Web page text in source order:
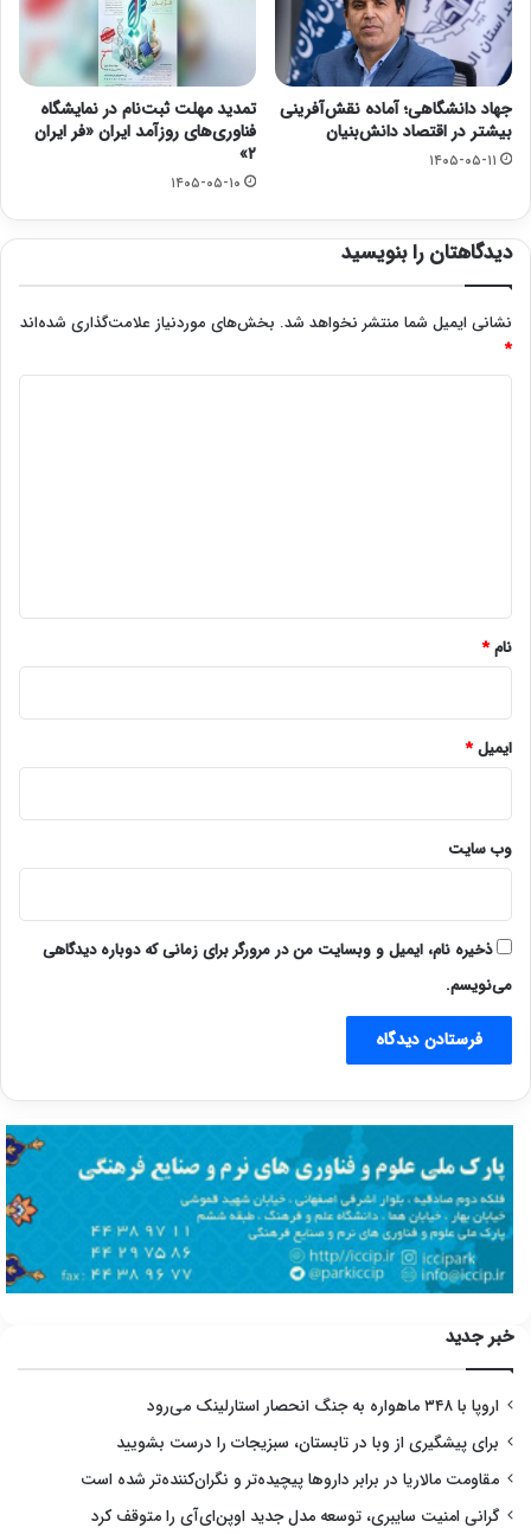
جهاد دانشگاهی؛ آماده نقش‌آفرینی
بیشتر در اقتصاد دانش‌بنیان
۱۴۰۵-۰۵-۱۱
تمدید مهلت ثبت‌نام در نمایشگاه
فناوری‌های روزآمد ایران «فر ایران
۲»
۱۴۰۵-۰۵-۱۰
دیدگاهتان را بنویسید
نشانی ایمیل شما منتشر نخواهد شد. بخش‌های موردنیاز علامت‌گذاری شده‌اند
*
نام*
ایمیل*
وب‌ سایت
ذخیره نام، ایمیل و وبسایت من در مرورگر برای زمانی که دوباره دیدگاهی
می‌نویسم.
خبر جدید
اروپا با ۳۴۸ ماهواره به جنگ انحصار استارلینک می‌رود
برای پیشگیری از وبا در تابستان، سبزیجات را درست بشویید
مقاومت مالاریا در برابر داروها پیچیده‌تر و نگران‌کننده‌تر شده است
گرانی امنیت سایبری، توسعه مدل جدید اوپن‌ای‌آی را متوقف کرد